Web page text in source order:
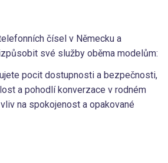
čísel v Německu a
své služby oběma modelům:
pocit dostupnosti a bezpečnosti,
a pohodlí konverzace v rodném
na spokojenost a opakované